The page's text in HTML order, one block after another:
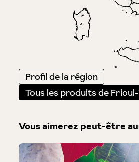
Profil de la région
Tous les produits de
Vous aimerez peut-être
Produktgalerie überspringen